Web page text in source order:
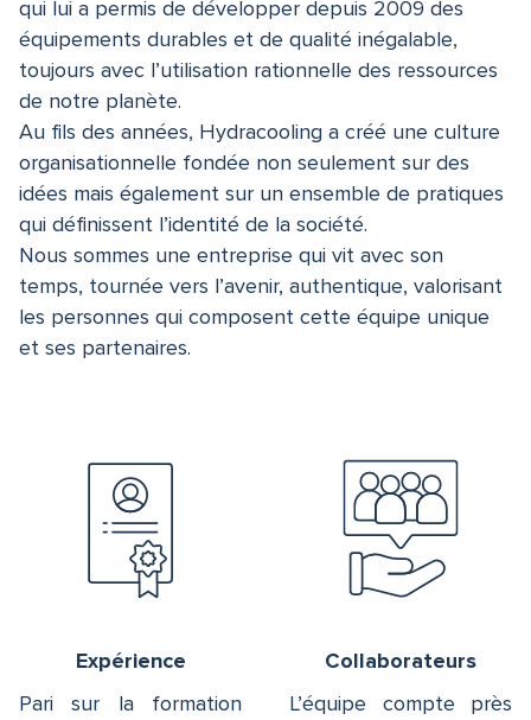
qui lui a permis de développer depuis 2009 des
équipements durables et de qualité inégalable,
toujours avec l’utilisation rationnelle des ressources
de notre planète.
Au fils des années, Hydracooling a créé une culture
organisationnelle fondée non seulement sur des
idées mais également sur un ensemble de pratiques
qui définissent l’identité de la société.
Nous sommes une entreprise qui vit avec son
temps, tournée vers l’avenir, authentique, valorisant
les personnes qui composent cette équipe unique
et ses partenaires.
Expérience
Pari sur la formation
Collaborateurs
L’équipe compte près